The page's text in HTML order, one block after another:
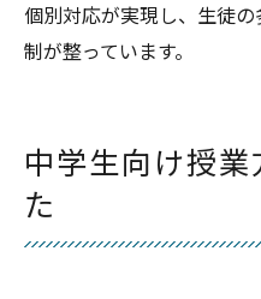
個別対応が実現し、生徒
制が整っています。
中学生向け授
た